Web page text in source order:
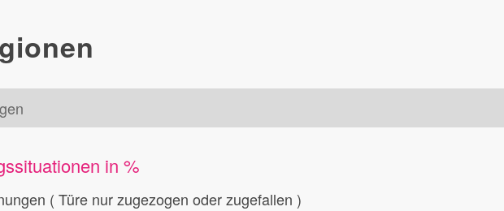
in %
( Türe nur zugezogen oder zugefallen )